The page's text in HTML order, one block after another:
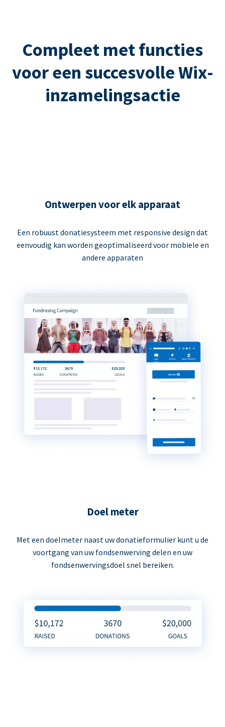
Compleet met functies
voor een succesvolle Wix-
inzamelingsactie
Ontwerpen voor elk apparaat
Een robuust donatiesysteem met responsive design dat
eenvoudig kan worden geoptimaliseerd voor mobiele en
andere apparaten
Doel meter
Met een doelmeter naast uw donatieformulier kunt u de
voortgang van uw fondsenwerving delen en uw
fondsenwervingsdoel snel bereiken.